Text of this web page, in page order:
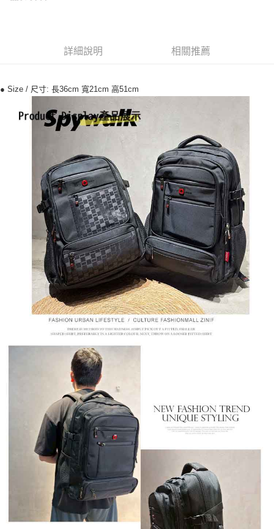
每筆NT$70，滿NT$699(含以上)免運費
每筆NT$80，滿NT$699(含以上)免運費
詳細說明 相關推薦
● Size / 尺寸: 長36cm 寬21cm 高51cm